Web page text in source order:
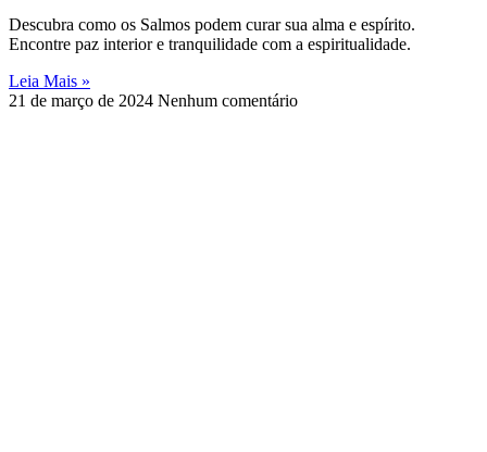
Descubra como os Salmos podem curar sua alma e espírito.
Encontre paz interior e tranquilidade com a espiritualidade.
Leia Mais »
21 de março de 2024 Nenhum comentário